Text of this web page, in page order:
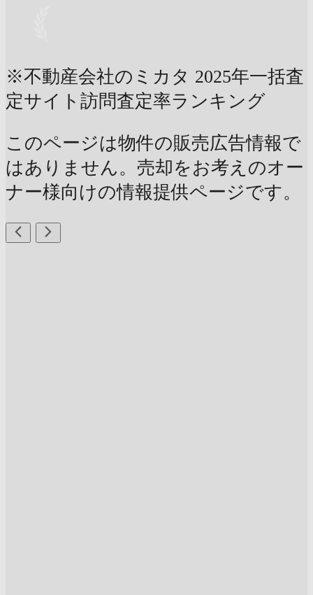
※不動産会社のミカタ 2025年一括査
定サイト訪問査定率ランキング
このページは物件の販売広告情報で
はありません。売却をお考えのオー
ナー様向けの情報提供ページです。